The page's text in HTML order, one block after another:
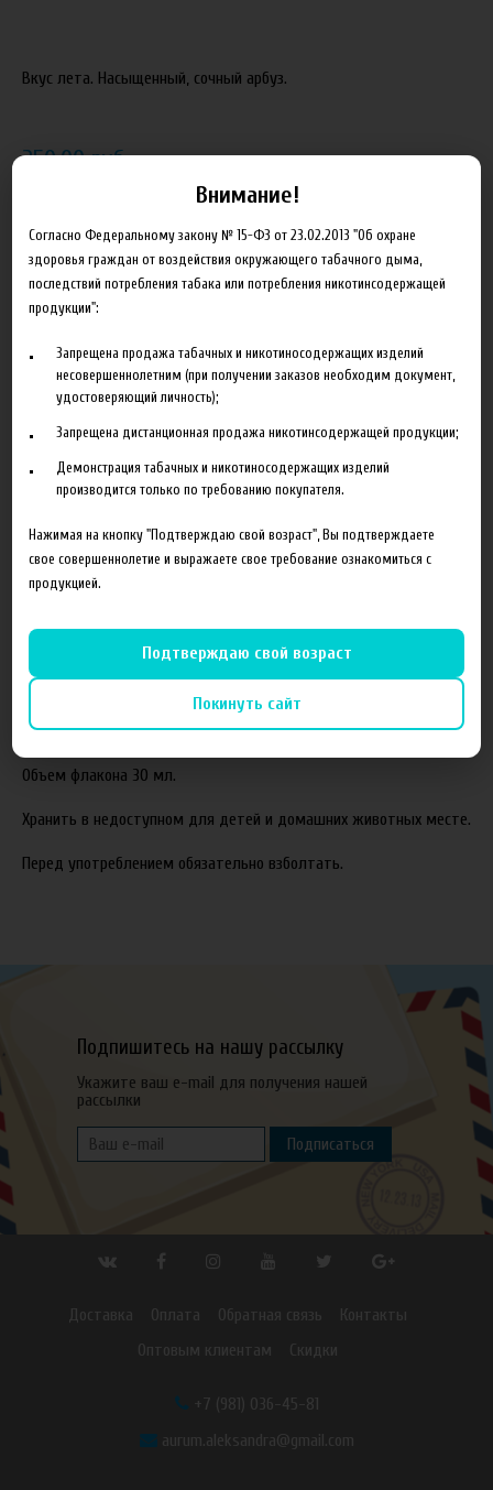
Вкус лета. Насыщенный, сочный арбуз.
250.00 руб
Добавить в сравнение
Описание Характеристики Отзывы
Состав готовой жидкости:
Пропиленгликоль(PG)
Растительный глицерин(VG)
Соотношение компонентов,%:70VG/30PG.
Жидкость производится с использованием американских
ароматизаторов TPA и Capella.
Объем флакона 30 мл.
Хранить в недоступном для детей и домашних животных месте.
Перед употреблением обязательно взболтать.
Подпишитесь на нашу рассылку
Укажите ваш e-mail для получения нашей
рассылки
Подписаться
Доставка Оплата Обратная связь
Контакты
Оптовым клиентам
Скидки
+7 (981) 036-45-81
aurum.aleksandra@gmail.com
Внимание!
Согласно Федеральному закону № 15-ФЗ от 23.02.2013 "Об охране
здоровья граждан от воздействия окружающего табачного дыма,
последствий потребления табака или потребления никотинсодержащей
продукции":
Запрещена продажа табачных и никотиносодержащих изделий
несовершеннолетним (при получении заказов необходим документ,
удостоверяющий личность);
Запрещена дистанционная продажа никотинсодержащей продукции;
Демонстрация табачных и никотиносодержащих изделий
производится только по требованию покупателя.
Нажимая на кнопку "Подтверждаю свой возраст", Вы подтверждаете
свое совершеннолетие и выражаете свое требование ознакомиться с
продукцией.
Подтверждаю свой возраст
Покинуть сайт